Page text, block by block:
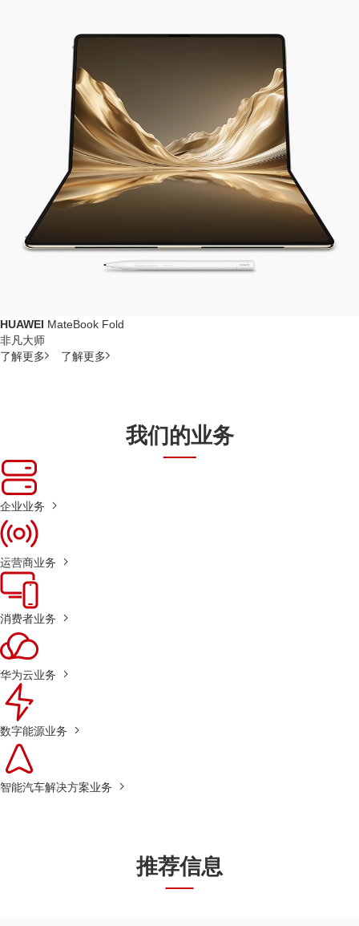
HUAWEI MateBook Fold
非凡大师
了解更多
了解更多
我们的业务
企业业务
运营商业务
消费者业务
华为云业务
数字能源业务
智能汽车解决方案业务
推荐信息